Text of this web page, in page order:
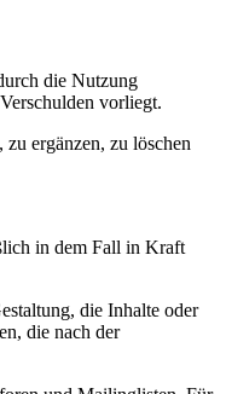
die Nutzung
vorliegt.
ergänzen, zu löschen
in dem Fall in Kraft
die Inhalte oder
die nach der